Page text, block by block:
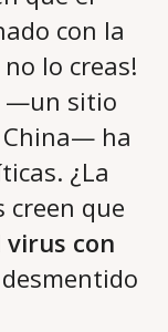
con la
no lo creas!
—un sitio
China— ha
¿La
creen que
con